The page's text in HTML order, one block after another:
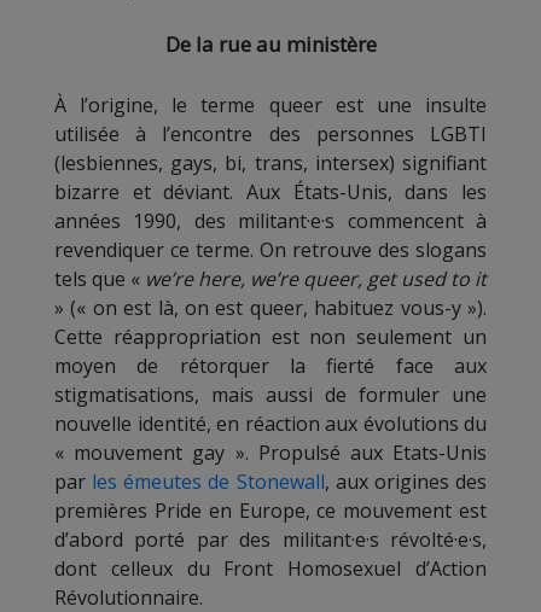
De la rue au ministère
À l’origine, le terme queer est une insulte
utilisée à l’encontre des personnes LGBTI
(lesbiennes, gays, bi, trans, intersex) signifiant
bizarre et déviant. Aux États-Unis, dans les
années 1990, des militant·e·s commencent à
revendiquer ce terme. On retrouve des slogans
tels que « we’re here, we’re queer, get used to it
» (« on est là, on est queer, habituez vous-y »).
Cette réappropriation est non seulement un
moyen de rétorquer la fierté face aux
stigmatisations, mais aussi de formuler une
nouvelle identité, en réaction aux évolutions du
« mouvement gay ». Propulsé aux Etats-Unis
par les émeutes de Stonewall, aux origines des
premières Pride en Europe, ce mouvement est
d’abord porté par des militant·e·s révolté·e·s,
dont celleux du Front Homosexuel d’Action
Révolutionnaire.